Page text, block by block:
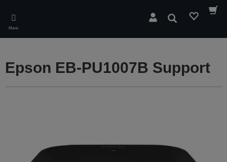
main
content
Menü
Suchen
Epson EB-PU1007B Support